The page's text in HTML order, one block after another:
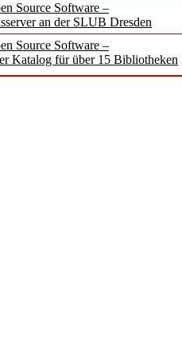
Source Software –
an der SLUB Dresden
Source Software –
Katalog für über 15 Bibliotheken